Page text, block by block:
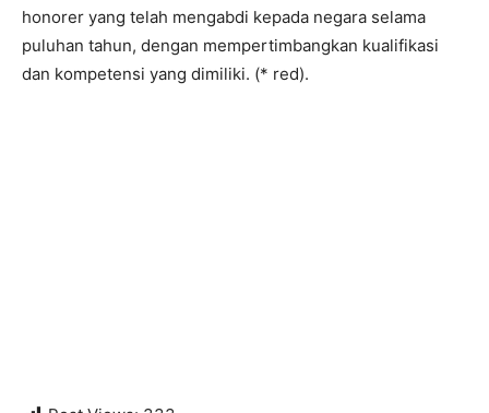
honorer yang telah mengabdi kepada negara selama
puluhan tahun, dengan mempertimbangkan kualifikasi
dan kompetensi yang dimiliki. (* red).